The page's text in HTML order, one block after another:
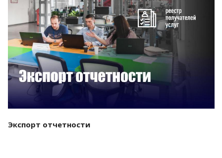
Смотреть проект
Экспорт отчетности